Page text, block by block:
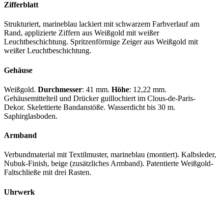
Zifferblatt
Strukturiert, marineblau lackiert mit schwarzem Farbverlauf am
Rand, applizierte Ziffern aus Weißgold mit weißer
Leuchtbeschichtung. Spritzenförmige Zeiger aus Weißgold mit
weißer Leuchtbeschichtung.
Gehäuse
Weißgold. Durchmesser: 41 mm. Höhe: 12,22 mm.
Gehäusemittelteil und Drücker guillochiert im Clous-de-Paris-
Dekor. Skelettierte Bandanstöße. Wasserdicht bis 30 m.
Saphirglasboden.
Armband
Verbundmaterial mit Textilmuster, marineblau (montiert). Kalbsleder,
Nubuk-Finish, beige (zusätzliches Armband). Patentierte Weißgold-
Faltschließe mit drei Rasten.
Uhrwerk